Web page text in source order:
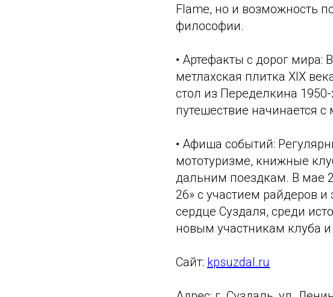
Flame, но и возможность
философии.
• Артефакты с дорог мира:
метлахская плитка XIX
стол из Переделкина
путешествие начинается
• Афиша событий:
мототуризме, книжные
дальним поездкам. В мае
26» с участием райдеров и
сердце Суздаля, среди
новым участникам клуба
Сайт: kpsuzdal.ru